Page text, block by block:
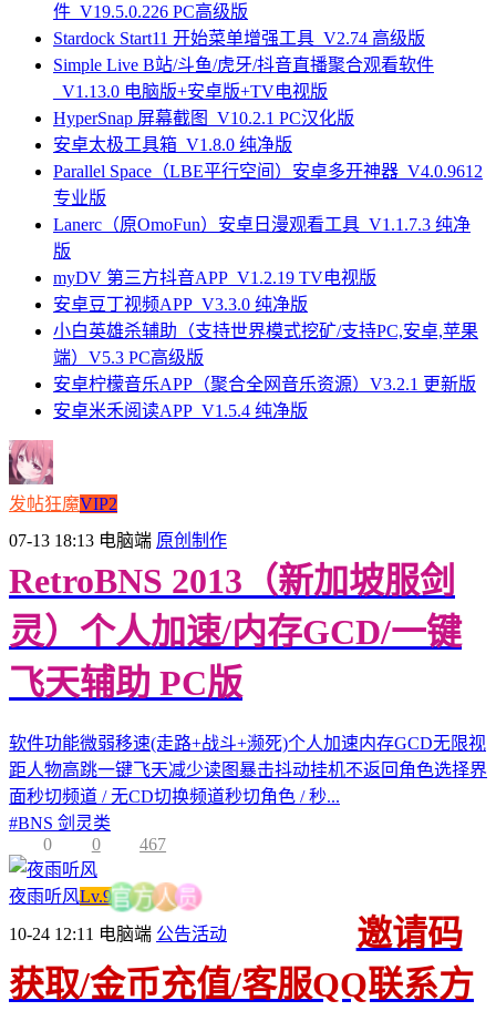
件_V19.5.0.226 PC高级版
Stardock Start11 开始菜单增强工具_V2.74 高级版
Simple Live B站/斗鱼/虎牙/抖音直播聚合观看软件
_V1.13.0 电脑版+安卓版+TV电视版
HyperSnap 屏幕截图_V10.2.1 PC汉化版
安卓太极工具箱_V1.8.0 纯净版
Parallel Space（LBE平行空间）安卓多开神器_V4.0.9612
专业版
Lanerc（原OmoFun）安卓日漫观看工具_V1.1.7.3 纯净
版
myDV 第三方抖音APP_V1.2.19 TV电视版
安卓豆丁视频APP_V3.3.0 纯净版
小白英雄杀辅助（支持世界模式挖矿/支持PC,安卓,苹果
端）V5.3 PC高级版
安卓柠檬音乐APP（聚合全网音乐资源）V3.2.1 更新版
安卓米禾阅读APP_V1.5.4 纯净版
发帖狂魔VIP2
07-13 18:13 电脑端 原创制作
RetroBNS 2013（新加坡服剑
灵）个人加速/内存GCD/一键
飞天辅助 PC版
软件功能微弱移速(走路+战斗+濒死)个人加速内存GCD无限视
距人物高跳一键飞天减少读图暴击抖动挂机不返回角色选择界
面秒切频道 / 无CD切换频道秒切角色 / 秒...
#BNS 剑灵类
0
0 467
夜雨听风Lv.9官 方 人 员
10-24 12:11 电脑端 公告活动
邀请码
获取/金币充值/客服QQ联系方